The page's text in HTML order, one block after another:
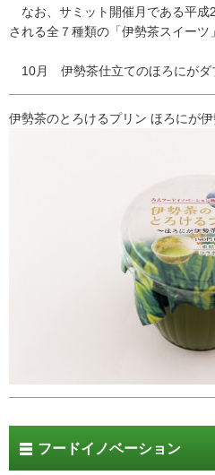
なお、サミット開催月である平成
される全７種類の「伊勢茶スイーツ
10月 伊勢茶仕立てのほろにがダ
伊勢茶のとろけるプリン ほろにが
フードイノベーション